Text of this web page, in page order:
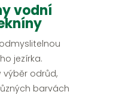
vodní
jezírka.
výběr odrůd,
barvách